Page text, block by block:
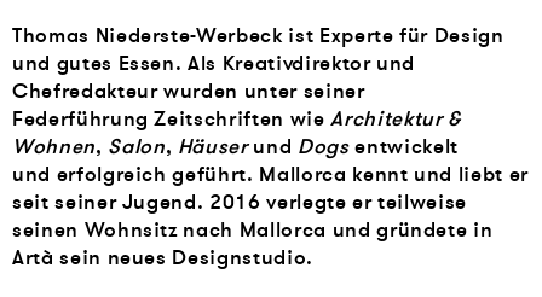
Thomas Niederste-Werbeck ist Experte für Design
und gutes Essen. Als Kreativdirektor und
Chefredakteur wurden unter seiner
Federführung Zeitschriften wieArchitektur &
Wohnen, Salon, Häuserund Dogsentwickelt
und erfolgreich geführt. Mallorca kennt und liebt er
seit seiner Jugend. 2016 verlegte er teilweise
seinen Wohnsitz nach Mallorca und gründete in
Artà sein neues Designstudio.